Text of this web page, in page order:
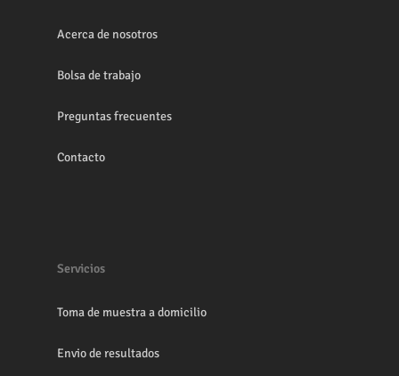
Acerca de nosotros
Bolsa de trabajo
Preguntas frecuentes
Contacto
Servicios
Toma de muestra a domicilio
Envio de resultados